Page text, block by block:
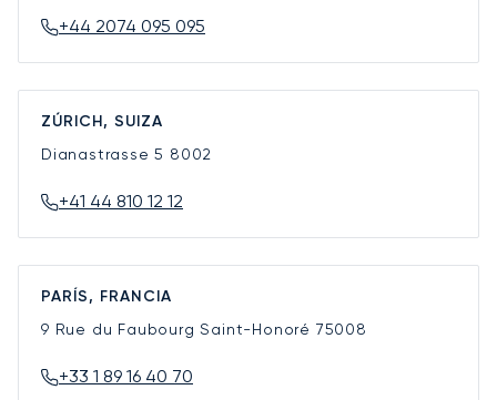
+44 2074 095 095
ZÚRICH, SUIZA
Dianastrasse 5 8002
+41 44 810 12 12
PARÍS, FRANCIA
9 Rue du Faubourg Saint-Honoré 75008
+33 1 89 16 40 70